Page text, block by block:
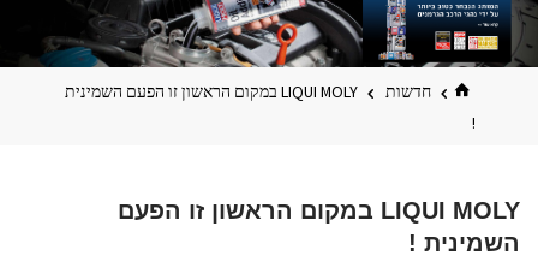
בית חדשות
LIQUI MOLY במקום הראשון זו הפעם השמינית
!
LIQUI MOLY במקום הראשון זו הפעם
השמינית !